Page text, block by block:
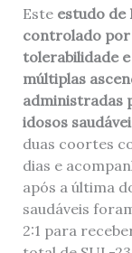
Este estudo de
controlado por
tolerabilidade
múltiplas
administradas
idosos
duas coortes
dias e
após a última
saudáveis
2:1 para